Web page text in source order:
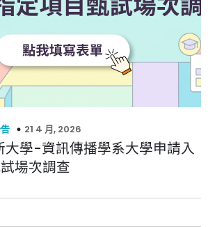
21 4 月, 2026
大學-資訊傳播學系大學申請入
場次調查